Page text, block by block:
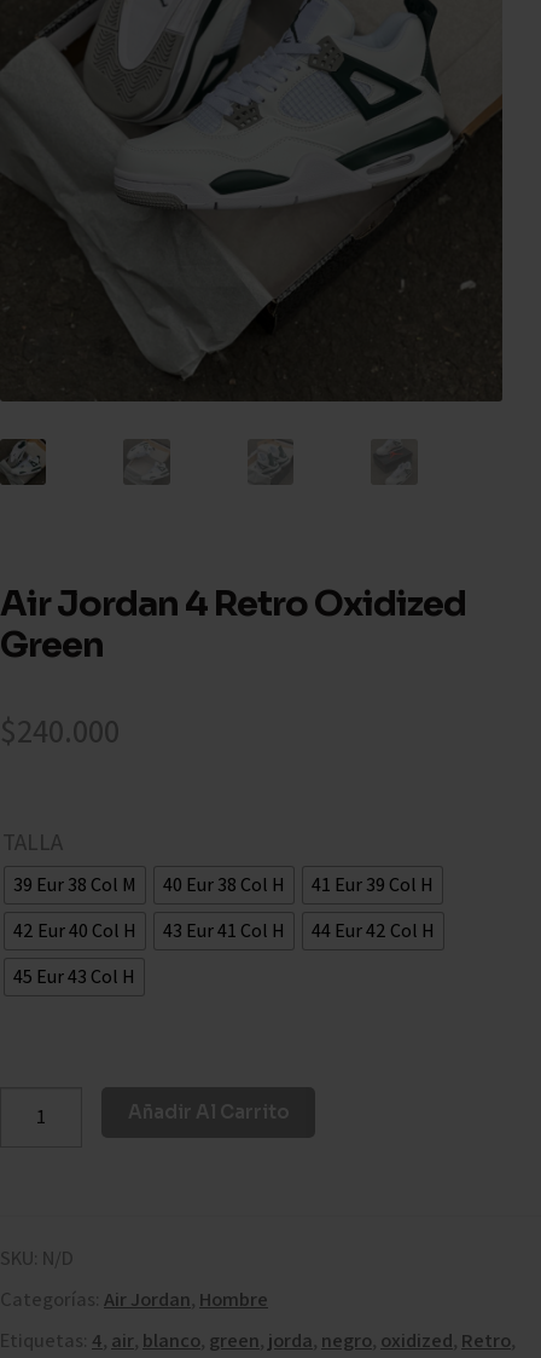
Air Jordan 4 Retro Oxidized
Green
$240.000
TALLA
39 Eur 38 Col M 40 Eur 38 Col H
41 Eur 39 Col H
42 Eur 40 Col H
43 Eur 41 Col H
44 Eur 42 Col H
45 Eur 43 Col H
Añadir Al Carrito
SKU: N/D
Categorías: Air Jordan, Hombre
Etiquetas: 4, air, blanco, green, jorda, negro, oxidized, Retro,